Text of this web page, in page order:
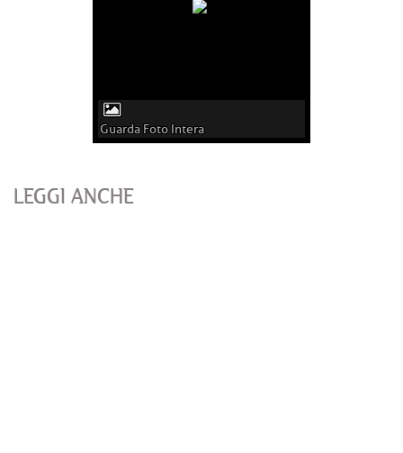
Guarda Foto Intera
LEGGI ANCHE